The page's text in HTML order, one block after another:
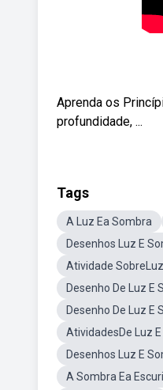
Aprenda os
profundidade, ...
Tags
A Luz Ea Sombra
Desenhos Luz E
Atividade
Desenho De Luz E
Desenho De Luz E
AtividadesDe Luz
Desenhos Luz E
A Sombra Ea